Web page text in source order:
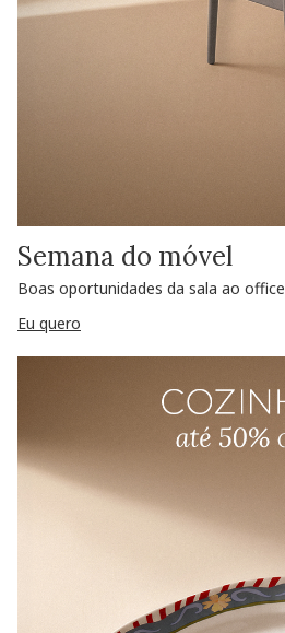
Semana do móvel
Boas oportunidades da sala ao office
Eu quero